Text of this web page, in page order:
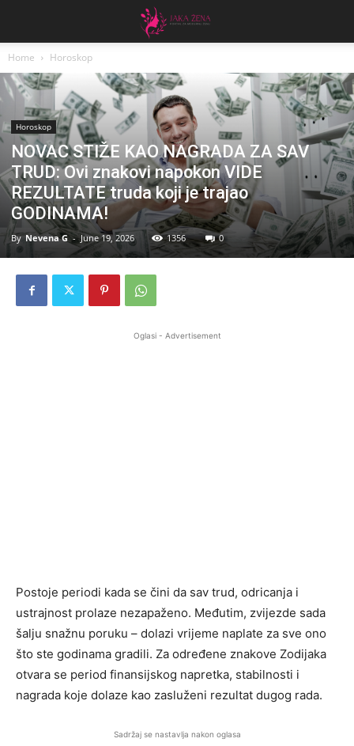
Home Horoskop
Horoskop
NOVAC STIŽE KAO NAGRADA ZA SAV
TRUD: Ovi znakovi napokon VIDE
REZULTATE truda koji je trajao
GODINAMA!
By Nevena G - June 19, 2026 1356 0
Oglasi - Advertisement
Postoje periodi kada se čini da sav trud, odricanja i
ustrajnost prolaze nezapaženo. Međutim, zvijezde sada
šalju snažnu poruku – dolazi vrijeme naplate za sve ono
što ste godinama gradili. Za određene znakove Zodijaka
otvara se period finansijskog napretka, stabilnosti i
nagrada koje dolaze kao zasluženi rezultat dugog rada.
Sadržaj se nastavlja nakon oglasa